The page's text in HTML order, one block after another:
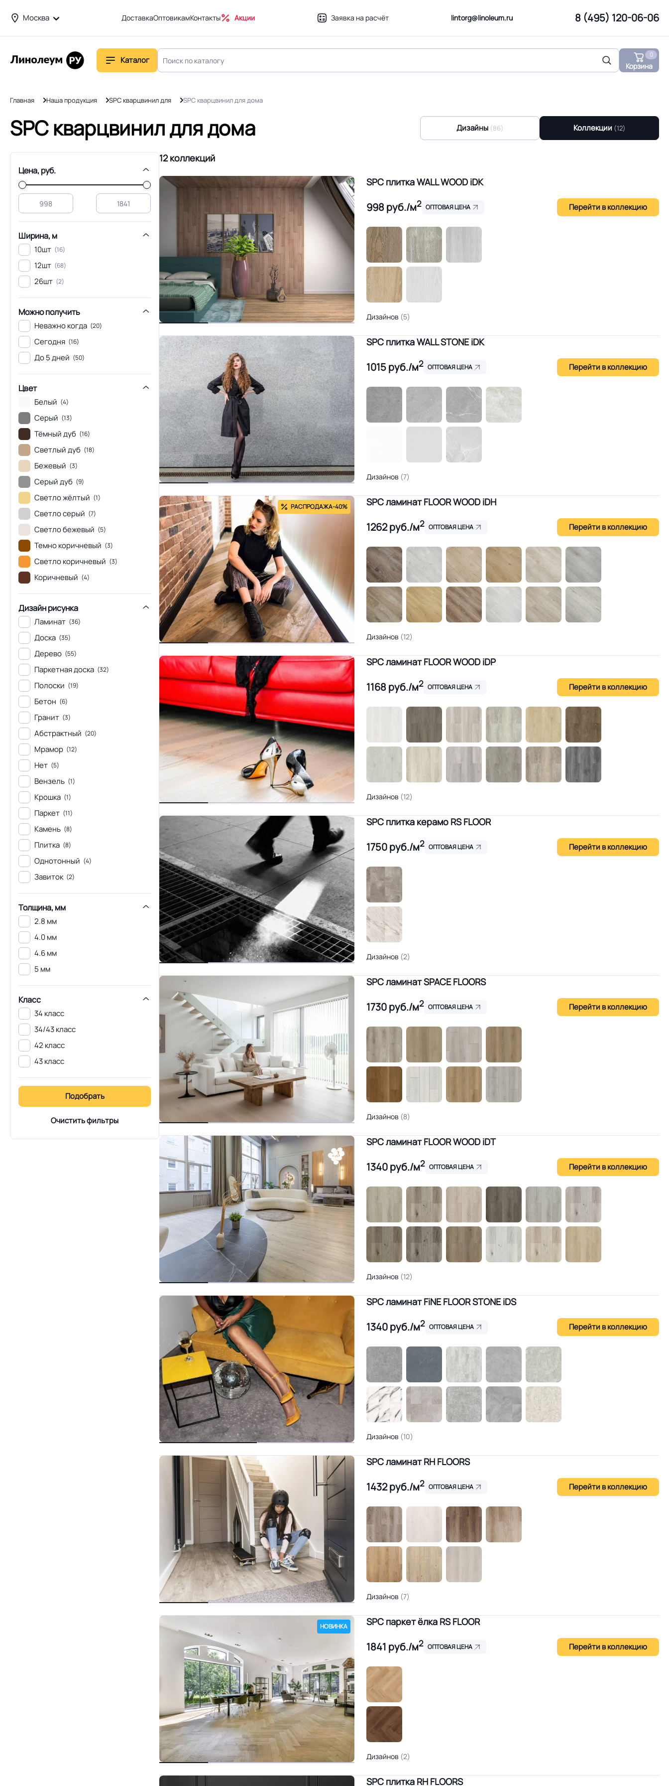
Москва ДоставкаОптовикамКонтакты Акции Заявка на расчёт lintorg@linoleum.ru 8 (495) 120-06-06
Каталог
Корзина
0
Главная Наша продукция SPC кварцвинил для SPC кварцвинил для дома
SPC кварцвинил для дома Дизайны (86) Коллекции (12)
Цена, руб.
Ширина, м
10шт (16)
12шт (68)
26шт (2)
Можно получить
Неважно когда (20)
Сегодня (16)
До 5 дней (50)
Цвет
Белый (4)
Серый (13)
Тёмный дуб (16)
Светлый дуб (18)
Бежевый (3)
Серый дуб (9)
Светло жёлтый (1)
Светло серый (7)
Светло бежевый (5)
Темно коричневый (3)
Светло коричневый (3)
Коричневый (4)
Дизайн рисунка
Ламинат (36)
Доска (35)
Дерево (55)
Паркетная доска (32)
Полоски (19)
Бетон (6)
Гранит (3)
Абстрактный (20)
Мрамор (12)
Нет (5)
Вензель (1)
Крошка (1)
Паркет (11)
Камень (8)
Плитка (8)
Однотонный (4)
Завиток (2)
Толщина, мм
2.8 мм
4.0 мм
4.6 мм
5 мм
Класс
34 класс
34/43 класс
42 класс
43 класс
Очистить фильтры
12 коллекций
SPC плитка WALL WOOD iDK
998руб./м2 ОПТОВАЯ ЦЕНА Перейти в коллекцию
Дизайнов (5)
SPC плитка WALL STONE iDK
1015руб./м2 ОПТОВАЯ ЦЕНА Перейти в коллекцию
Дизайнов (7)
РАСПРОДАЖА-40% SPC ламинат FLOOR WOOD iDH
1262руб./м2 ОПТОВАЯ ЦЕНА Перейти в коллекцию
Дизайнов (12)
SPC ламинат FLOOR WOOD iDP
1168руб./м2 ОПТОВАЯ ЦЕНА Перейти в коллекцию
Дизайнов (12)
SPC плитка керамо RS FLOOR
1750руб./м2 ОПТОВАЯ ЦЕНА Перейти в коллекцию
Дизайнов (2)
SPC ламинат SPACE FLOORS
1730руб./м2 ОПТОВАЯ ЦЕНА Перейти в коллекцию
Дизайнов (8)
SPC ламинат FLOOR WOOD iDT
1340руб./м2 ОПТОВАЯ ЦЕНА Перейти в коллекцию
Дизайнов (12)
SPC ламинат FiNE FLOOR STONE iDS
1340руб./м2 ОПТОВАЯ ЦЕНА Перейти в коллекцию
Дизайнов (10)
SPC ламинат RH FLOORS
1432руб./м2 ОПТОВАЯ ЦЕНА Перейти в коллекцию
Дизайнов (7)
НОВИНКА SPC паркет ёлка RS FLOOR
1841 руб./м2 ОПТОВАЯ ЦЕНА Перейти в коллекцию
Дизайнов (2)
SPC плитка RH FLOORS